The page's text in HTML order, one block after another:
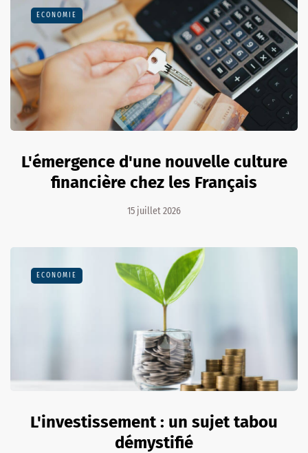
ECONOMIE
L'émergence d'une nouvelle culture
financière chez les Français
15 juillet 2026
ECONOMIE
L'investissement : un sujet tabou
démystifié